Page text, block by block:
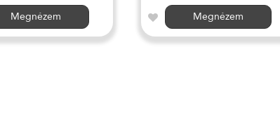
Megnézem
Megnézem